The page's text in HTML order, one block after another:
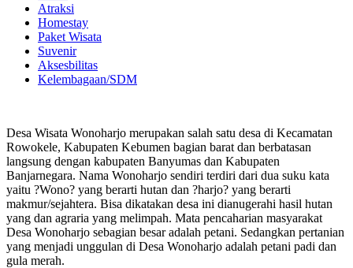
Atraksi
Homestay
Paket Wisata
Suvenir
Aksesbilitas
Kelembagaan/SDM
Desa Wisata Wonoharjo merupakan salah satu desa di Kecamatan
Rowokele, Kabupaten Kebumen bagian barat dan berbatasan
langsung dengan kabupaten Banyumas dan Kabupaten
Banjarnegara. Nama Wonoharjo sendiri terdiri dari dua suku kata
yaitu ?Wono? yang berarti hutan dan ?harjo? yang berarti
makmur/sejahtera. Bisa dikatakan desa ini dianugerahi hasil hutan
yang dan agraria yang melimpah. Mata pencaharian masyarakat
Desa Wonoharjo sebagian besar adalah petani. Sedangkan pertanian
yang menjadi unggulan di Desa Wonoharjo adalah petani padi dan
gula merah.